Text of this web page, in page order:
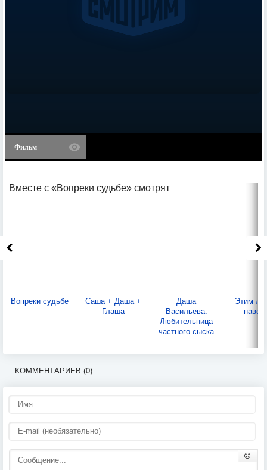
Фильм
Вместе с «Вопреки судьбе» смотрят
Вопреки судьбе
Саша + Даша +
Глаша
Даша
Васильева.
Любительница
частного сыска
Этим
КОММЕНТАРИЕВ (0)